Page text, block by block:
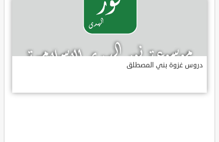
دروس غزوة بني المصطلق